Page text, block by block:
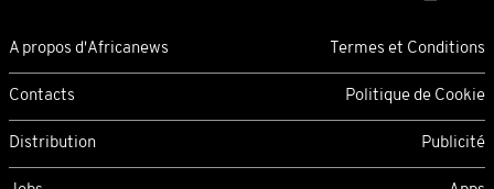
A propos d'Africanews Termes et Conditions
Contacts Politique de Cookie
Distribution Publicité